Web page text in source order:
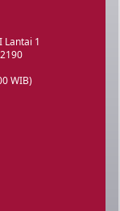
Lantai 1
WIB)